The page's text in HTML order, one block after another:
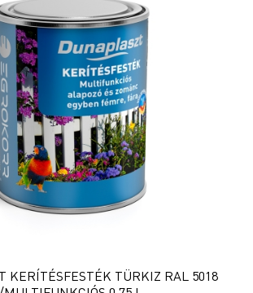
KERÍTÉSFESTÉK TÜRKIZ RAL 5018